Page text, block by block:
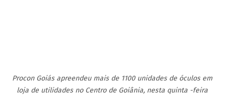
Procon Goiás apreendeu mais de 1100 unidades de óculos em
loja de utilidades no Centro de Goiânia, nesta quinta -feira